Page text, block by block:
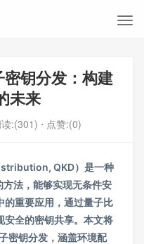
钥分发：构建
未来
读:(301) ⋅ 点赞:(0)
QKD）是一种
法，能够实现无条件安
的重要应用，通过量子比
全的密钥共享。本文将
密钥分发，涵盖环境配